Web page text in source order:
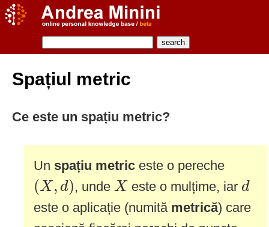
Spațiul metric
Ce este un spațiu metric?
Un spațiu metric este o pereche
(X, d)
( X, ) , unde X
X este o mulțime, iar d
d
este o aplicație (numită metrică) care